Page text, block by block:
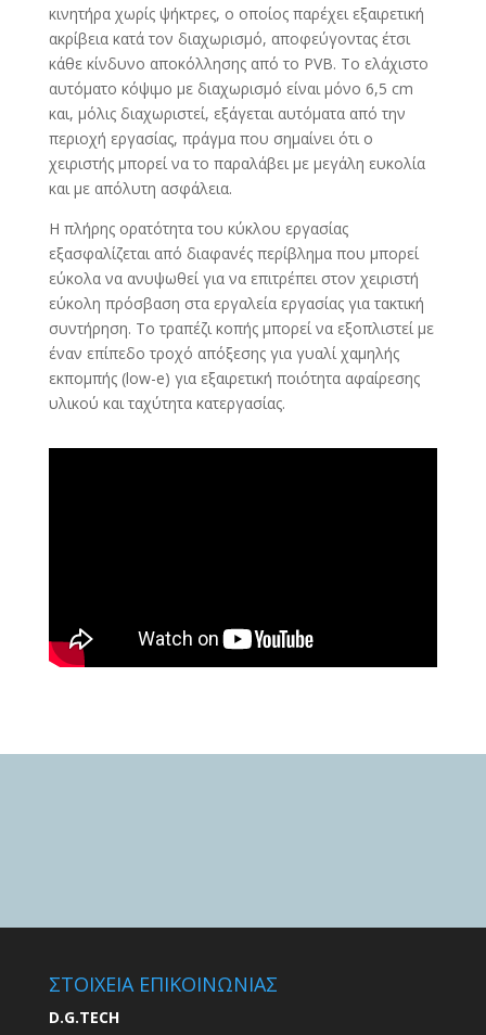
κινητήρα χωρίς ψήκτρες, ο οποίος παρέχει εξαιρετική
ακρίβεια κατά τον διαχωρισμό, αποφεύγοντας έτσι
κάθε κίνδυνο αποκόλλησης από το PVB. Το ελάχιστο
αυτόματο κόψιμο με διαχωρισμό είναι μόνο 6,5 cm
και, μόλις διαχωριστεί, εξάγεται αυτόματα από την
περιοχή εργασίας, πράγμα που σημαίνει ότι ο
χειριστής μπορεί να το παραλάβει με μεγάλη ευκολία
και με απόλυτη ασφάλεια.
Η πλήρης ορατότητα του κύκλου εργασίας
εξασφαλίζεται από διαφανές περίβλημα που μπορεί
εύκολα να ανυψωθεί για να επιτρέπει στον χειριστή
εύκολη πρόσβαση στα εργαλεία εργασίας για τακτική
συντήρηση. Το τραπέζι κοπής μπορεί να εξοπλιστεί με
έναν επίπεδο τροχό απόξεσης για γυαλί χαμηλής
εκπομπής (low-e) για εξαιρετική ποιότητα αφαίρεσης
υλικού και ταχύτητα κατεργασίας.
ΣΤΟΙΧΕΙΑ ΕΠΙΚΟΙΝΩΝΙΑΣ
D.G.TECH